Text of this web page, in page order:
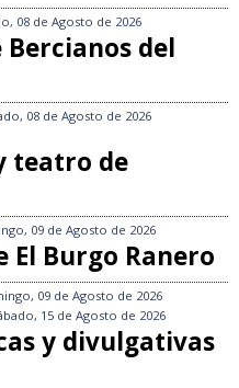
08 de Agosto de 2026
del
08 de Agosto de 2026
teatro de
09 de Agosto de 2026
El Burgo Ranero
09 de Agosto de 2026
15 de Agosto de 2026
y divulgativas